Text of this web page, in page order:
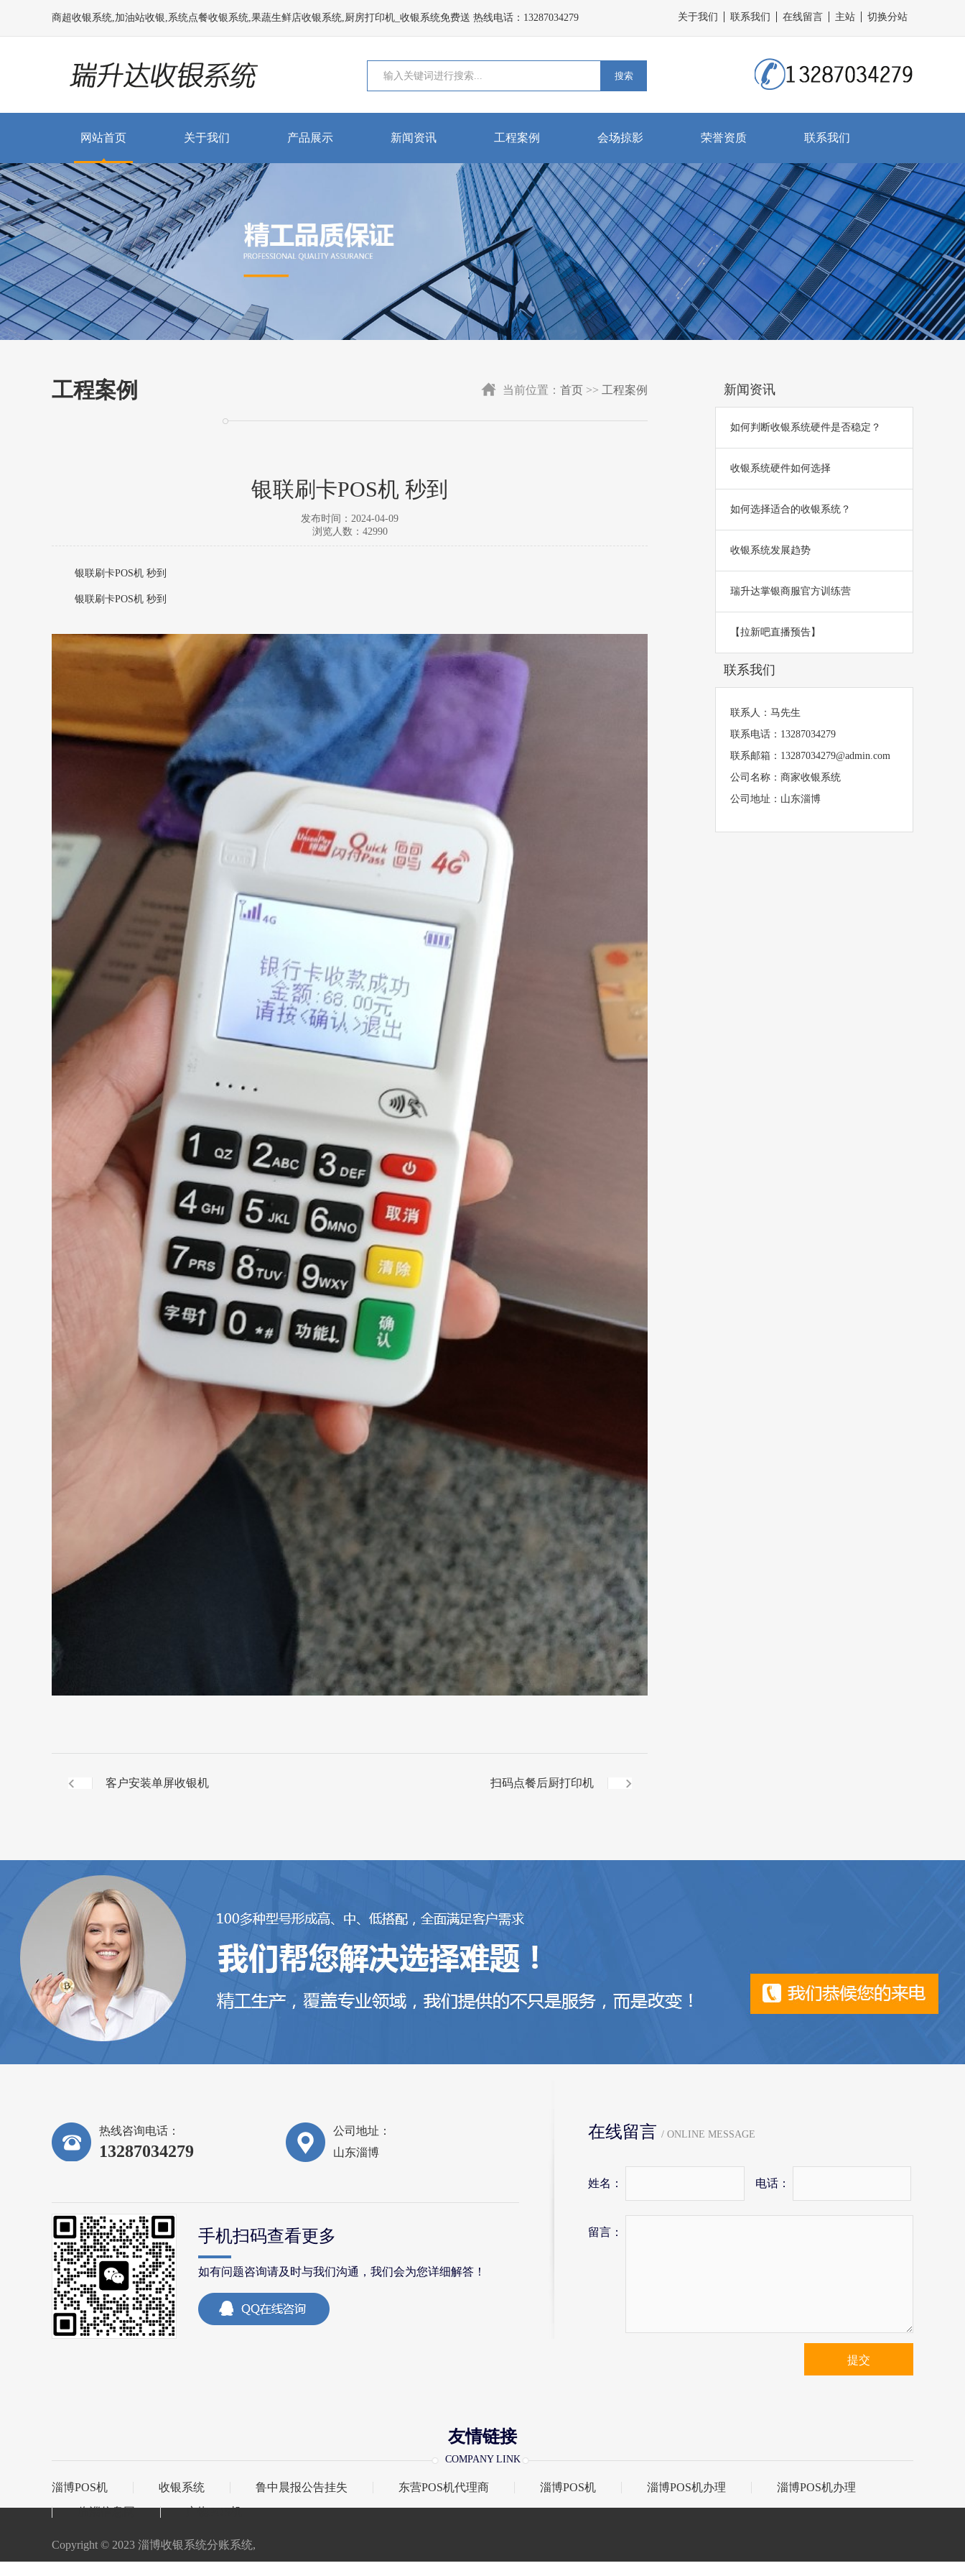
商超收银系统,加油站收银,系统点餐收银系统,果蔬生鲜店收银系统,厨房打印机_收银系统免费送 热线电话：13287034279 关于我们 联系我们 在线留言 主站 切换分站
搜索
网站首页 关于我们 产品展示 新闻资讯 工程案例 会场掠影 荣誉资质 联系我们
工程案例 当前位置： 首页 >> 工程案例
银联刷卡POS机 秒到
发布时间：2024-04-09
浏览人数：42990
银联刷卡POS机 秒到
银联刷卡POS机 秒到
客户安装单屏收银机 扫码点餐后厨打印机
新闻资讯
如何判断收银系统硬件是否稳定？
收银系统硬件如何选择
如何选择适合的收银系统？
收银系统发展趋势
瑞升达掌银商服官方训练营
【拉新吧直播预告】
联系我们
联系人：马先生
联系电话：13287034279
联系邮箱：13287034279@admin.com
公司名称：商家收银系统
公司地址：山东淄博
热线咨询电话：
13287034279
公司地址：
山东淄博
手机扫码查看更多
如有问题咨询请及时与我们沟通，我们会为您详细解答！
在线留言 / ONLINE MESSAGE
姓名： 电话：
留言：
提交
友情链接
COMPANY LINK
淄博POS机 收银系统 鲁中晨报公告挂失 东营POS机代理商 淄博POS机 淄博POS机办理
淄博POS机办理
临淄信息网
广饶POS机
Copyright © 2023 淄博收银系统分账系统,